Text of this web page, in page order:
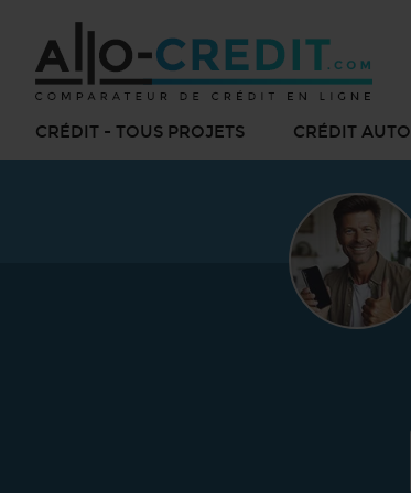
CRÉDIT - TOUS PROJETS CRÉDIT AUTO